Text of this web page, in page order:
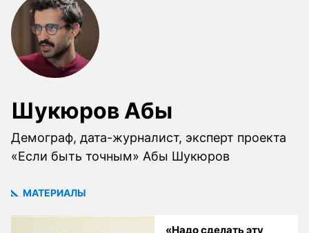
Шукюров Абы
Демограф, дата-журналист, эксперт проекта
«Если быть точным» Абы Шукюров
МАТЕРИАЛЫ
«Надо сделать эту